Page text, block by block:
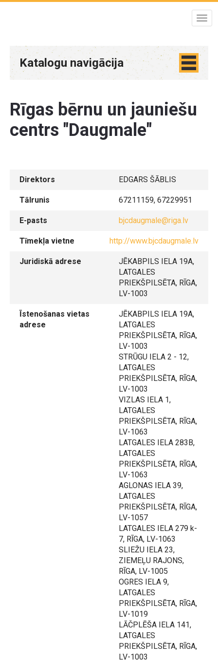
Katalogu navigācija
Rīgas bērnu un jauniešu
centrs "Daugmale"
Direktors EDGARS ŠĀBLIS
Tālrunis 67211159, 67229951
E-pasts bjcdaugmale@riga.lv
Tīmekļa vietne http://www.bjcdaugmale.lv
Juridiskā adrese
JĒKABPILS IELA 19A,
LATGALES
PRIEKŠPILSĒTA, RĪGA,
LV-1003
Īstenošanas vietas
adrese
JĒKABPILS IELA 19A,
LATGALES
PRIEKŠPILSĒTA, RĪGA,
LV-1003
STRŪGU IELA 2 - 12,
LATGALES
PRIEKŠPILSĒTA, RĪGA,
LV-1003
VIZLAS IELA 1,
LATGALES
PRIEKŠPILSĒTA, RĪGA,
LV-1063
LATGALES IELA 283B,
LATGALES
PRIEKŠPILSĒTA, RĪGA,
LV-1063
AGLONAS IELA 39,
LATGALES
PRIEKŠPILSĒTA, RĪGA,
LV-1057
LATGALES IELA 279 k-
7, RĪGA, LV-1063
SLIEŽU IELA 23,
ZIEMEĻU RAJONS,
RĪGA, LV-1005
OGRES IELA 9,
LATGALES
PRIEKŠPILSĒTA, RĪGA,
LV-1019
LĀČPLĒŠA IELA 141,
LATGALES
PRIEKŠPILSĒTA, RĪGA,
LV-1003